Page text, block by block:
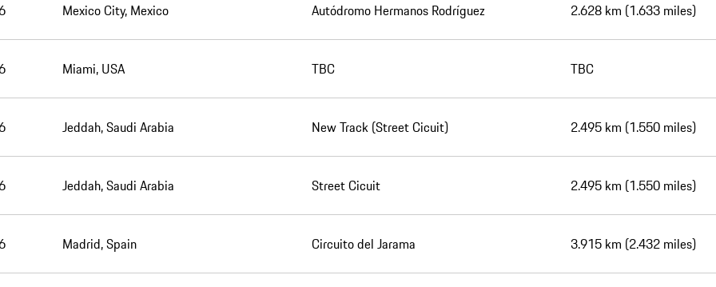
Mexico City, Mexico Autódromo Hermanos Rodríguez 2.628 km (1.633 miles)
Miami, USA TBC TBC
Jeddah, Saudi Arabia New Track (Street Cicuit) 2.495 km (1.550 miles)
Jeddah, Saudi Arabia Street Cicuit 2.495 km (1.550 miles)
Madrid, Spain Circuito del Jarama 3.915 km (2.432 miles)